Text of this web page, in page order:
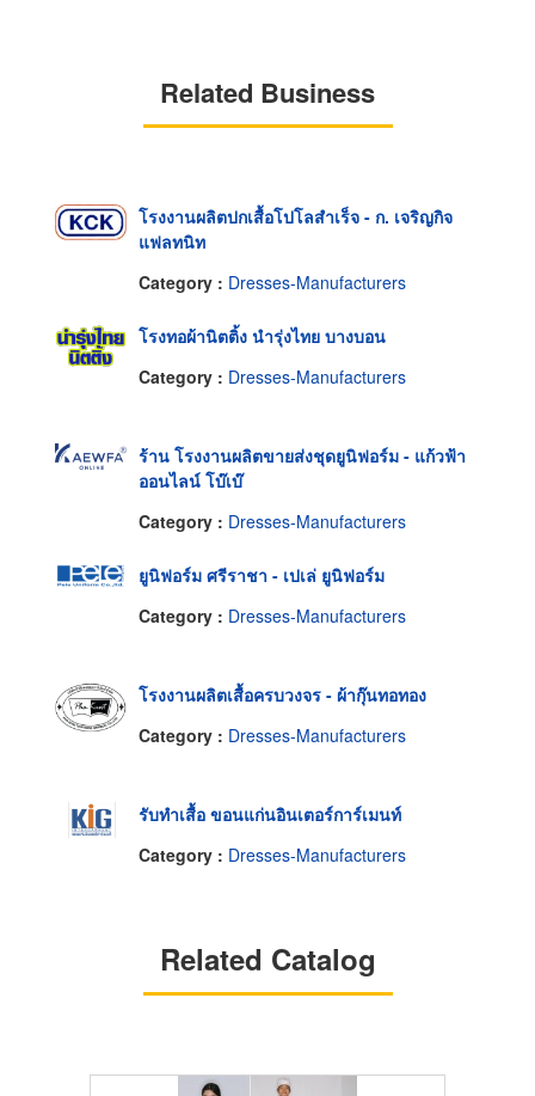
Related Business
โรงงานผลิตปกเสื้อโปโลสำเร็จ - ก. เจริญกิจ
แฟลทนิท
Category : Dresses-Manufacturers
โรงทอผ้านิตติ้ง นำรุ่งไทย บางบอน
Category : Dresses-Manufacturers
ร้าน โรงงานผลิตขายส่งชุดยูนิฟอร์ม - แก้วฟ้า
ออนไลน์ โบ๊เบ๊
Category : Dresses-Manufacturers
ยูนิฟอร์ม ศรีราชา - เปเล่ ยูนิฟอร์ม
Category : Dresses-Manufacturers
โรงงานผลิตเสื้อครบวงจร - ผ้ากุ๊นทอทอง
Category : Dresses-Manufacturers
รับทำเสื้อ ขอนแก่นอินเตอร์การ์เมนท์
Category : Dresses-Manufacturers
Related Catalog